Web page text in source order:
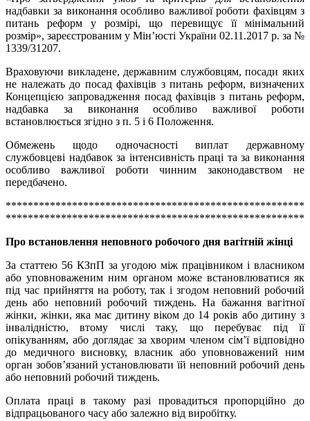
надбавки за виконання особливо важливої роботи фахівцям з
питань реформ у розмірі, що перевищує її мінімальний
розмір», зареєстрованим у Мін’юсті України 02.11.2017 р. за №
1339/31207.
Враховуючи викладене, державним службовцям, посади яких
не належать до посад фахівців з питань реформ, визначених
Концепцією запровадження посад фахівців з питань реформ,
надбавка за виконання особливо важливої роботи
встановлюється згідно з п. 5 і 6 Положення.
Обмежень щодо одночасності виплат державному
службовцеві надбавок за інтенсивність праці та за виконання
особливо важливої роботи чинним законодавством не
передбачено.
******************************************************
******************************************************
Про встановлення неповного робочого дня вагітній жінці
За статтею 56 КЗпП за угодою між працівником і власником
або уповноваженим ним органом може встановлюватися як
під час прийняття на роботу, так і згодом неповний робочий
день або неповний робочий тиждень. На бажання вагітної
жінки, жінки, яка має дитину віком до 14 років або дитину з
інвалідністю, втому числі таку, що перебуває під її
опікуванням, або доглядає за хворим членом сім’ї відповідно
до медичного висновку, власник або уповноважений ним
орган зобов’язаний установлювати їй неповний робочий день
або неповний робочий тиждень.
Оплата праці в такому разі провадиться пропорційно до
відпрацьованого часу або залежно від виробітку.